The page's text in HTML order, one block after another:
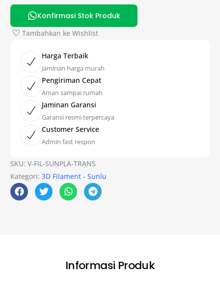
Konfirmasi Stok Produk
Tambahkan ke Wishlist
Harga Terbaik
Jaminan harga murah
Pengiriman Cepat
Aman sampai rumah
Jaminan Garansi
Garansi resmi terpercaya
Customer Service
Admin fast respon
SKU:V-FIL-SUNPLA-TRANS
Kategori:3D Filament - Sunlu
Informasi Produk